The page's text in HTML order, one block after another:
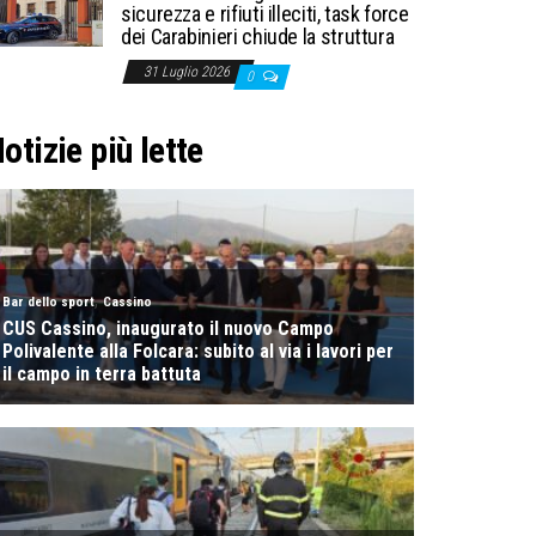
sicurezza e rifiuti illeciti, task force
dei Carabinieri chiude la struttura
31 Luglio 2026 0
più lette